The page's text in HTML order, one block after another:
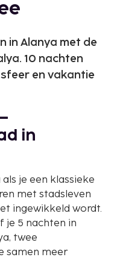
in Alanya met de
10 nachten
en vakantie
in
je een klassieke
met stadsleven
ingewikkeld wordt.
je 5 nachten in
twee
samen meer